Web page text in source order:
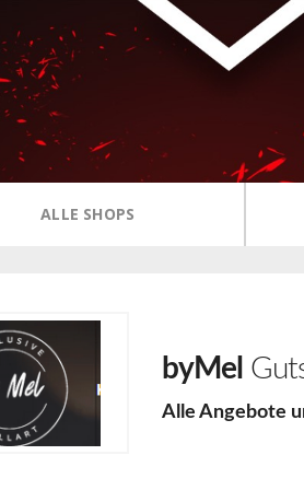
ALLE SHOPS
byMel
Alle Angebote